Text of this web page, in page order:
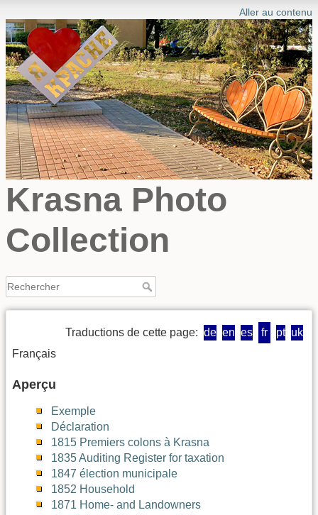
Aller au contenu
Krasna Photo
Collection
Traductions de cette page: de en es fr pt uk
Français
Aperçu
Exemple
Déclaration
1815 Premiers colons à Krasna
1835 Auditing Register for taxation
1847 élection municipale
1852 Household
1871 Home- and Landowners